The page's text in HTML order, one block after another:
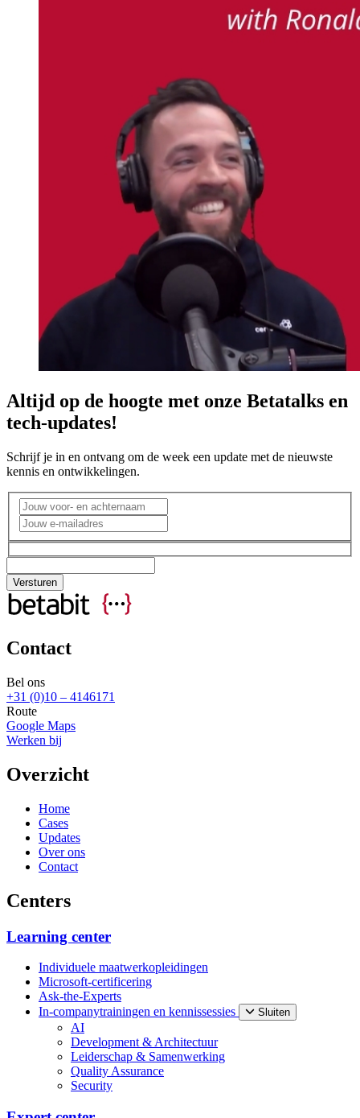
Altijd op de hoogte met onze Betatalks en
tech-updates!
Schrijf je in en ontvang om de week een update met de nieuwste
kennis en ontwikkelingen.
Contact
Bel ons
+31 (0)10 – 4146171
Route
Google Maps
Werken bij
Overzicht
Home
Cases
Updates
Over ons
Contact
Centers
Learning center
Individuele maatwerkopleidingen
Microsoft-certificering
Ask-the-Experts
In-companytrainingen en kennissessies
Sluiten
AI
Development & Architectuur
Leiderschap & Samenwerking
Quality Assurance
Security